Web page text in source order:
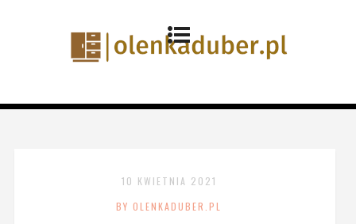
10 KWIETNIA 2021
BY OLENKADUBER.PL